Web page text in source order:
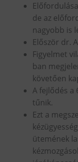
de az
nagyobb is
Először dr.
Figyelmet
ban
követően
A fejlődés a
tűnik.
Ezt a
ütemének